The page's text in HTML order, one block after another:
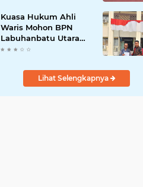
Pemko Tanjungbalai
Kuasa Hukum Ahli
Waris Mohon BPN
Labuhanbatu Utara
Hentikan Sementara
Tanah Objek Sengketa
di Aek KanopanLihat Selengkapnya